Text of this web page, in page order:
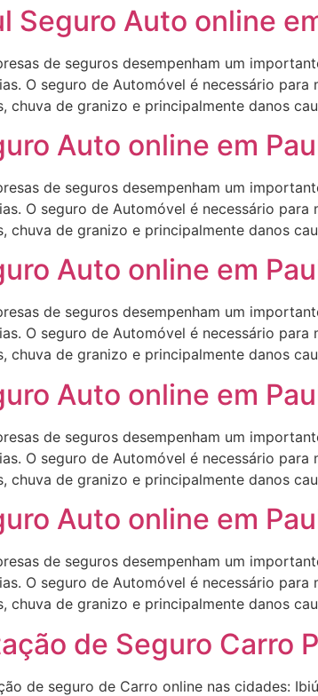
Seguro Auto online
de seguros desempenham um
O seguro de Automóvel é necessário
chuva de granizo e principalmente danos
Auto online em
de seguros desempenham um
O seguro de Automóvel é necessário
chuva de granizo e principalmente danos
Auto online em
de seguros desempenham um
O seguro de Automóvel é necessário
chuva de granizo e principalmente danos
Auto online em
de seguros desempenham um
O seguro de Automóvel é necessário
chuva de granizo e principalmente danos
Auto online em
de seguros desempenham um
O seguro de Automóvel é necessário
chuva de granizo e principalmente danos
de Seguro Carro
de seguro de Carro online nas cidades: